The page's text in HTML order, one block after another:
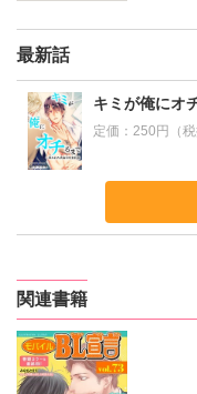
最新話
キミが俺にオ
定価：250円（税
関連書籍